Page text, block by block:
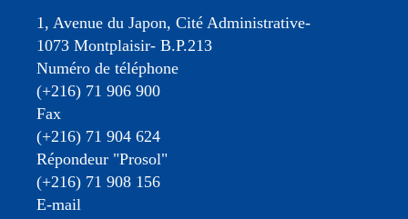
1, Avenue du Japon, Cité Administrative-
1073 Montplaisir- B.P.213
Numéro de téléphone
(+216) 71 906 900
Fax
(+216) 71 904 624
Répondeur "Prosol"
(+216) 71 908 156
E-mail